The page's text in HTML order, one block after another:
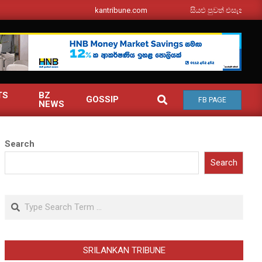
srilankantribune.com සියළු පුවත් එසැනින් ඔබ වෙත
BZ
NEWS
GOSSIP SEARCH
FB PAGE
Search
Search
Search
SRILANKAN TRIBUNE